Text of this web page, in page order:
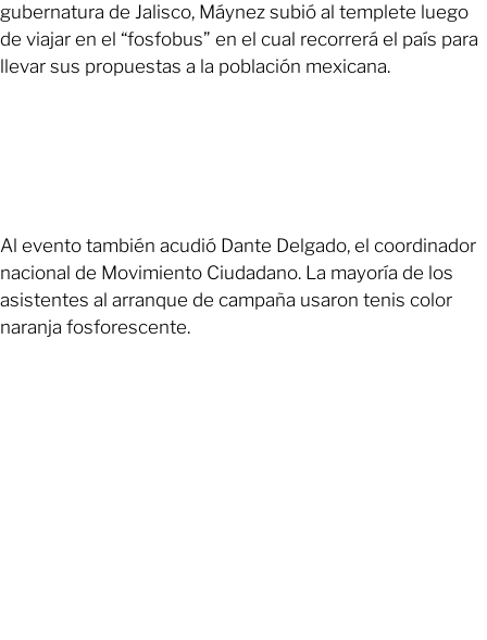
gubernatura de Jalisco, Máynez subió al templete luego
de viajar en el “fosfobus” en el cual recorrerá el país para
llevar sus propuestas a la población mexicana.
Al evento también acudió Dante Delgado, el coordinador
nacional de Movimiento Ciudadano. La mayoría de los
asistentes al arranque de campaña usaron tenis color
naranja fosforescente.